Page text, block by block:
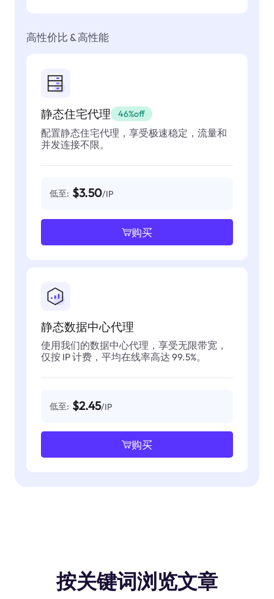
高性价比 & 高性能
静态住宅代理 46%off
配置静态住宅代理，享受极速稳定，流量和
并发连接不限。
低至: $3.50/IP
购买
静态数据中心代理
使用我们的数据中心代理，享受无限带宽，
仅按 IP 计费，平均在线率高达 99.5%。
低至: $2.45/IP
购买
按关键词浏览文章